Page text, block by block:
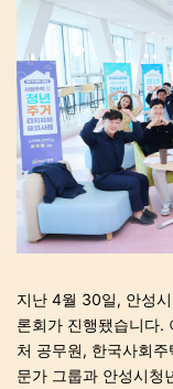
지난 4월 30일, 안성
론회가 진행됐습니다.
처 공무원, 한국사회
문가 그룹과 안성시청